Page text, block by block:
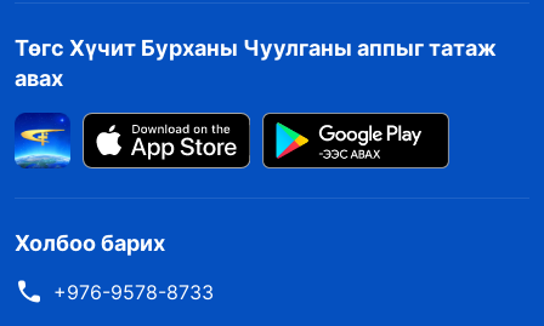
Төгс Хүчит Бурханы Чуулганы аппыг татаж
авах
Холбоо барих
+976-9578-8733